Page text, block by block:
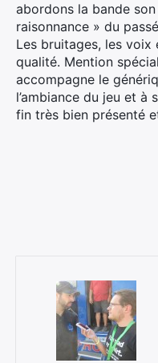
abordons la bande
raisonnance » du
Les bruitages, les voix
qualité. Mention
accompagne le
l’ambiance du jeu et à
fin très bien présenté